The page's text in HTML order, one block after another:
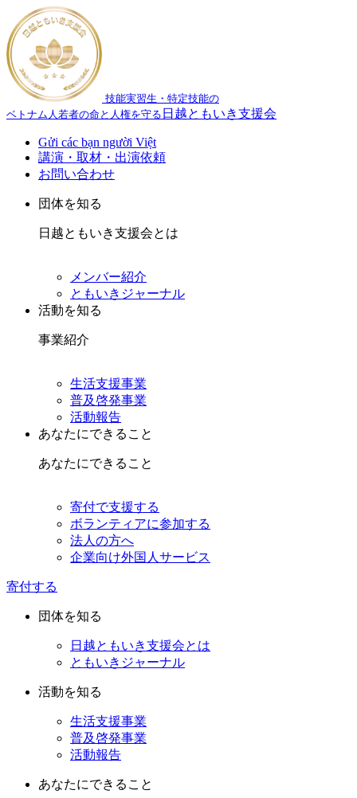
技能実習生・特定技能の
ベトナム人若者の命と人権を守る 日越ともいき支援会
Gửi các bạn người Việt
講演・取材・出演依頼
お問い合わせ
団体を知る
日越ともいき支援会とは
メンバー紹介
ともいきジャーナル
活動を知る
事業紹介
生活支援事業
普及啓発事業
活動報告
あなたにできること
あなたにできること
寄付で支援する
ボランティアに参加する
法人の方へ
企業向け外国人サービス
寄付する
団体を知る
日越ともいき支援会とは
ともいきジャーナル
活動を知る
生活支援事業
普及啓発事業
活動報告
あなたにできること